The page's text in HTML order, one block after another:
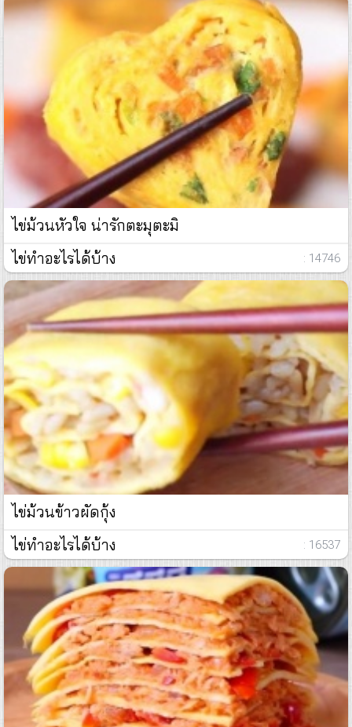
ไข่ม้วนหัวใจ น่ารักตะมุตะมิ
ไข่ทำอะไรได้บ้าง
: 14746
ไข่ม้วนข้าวผัดกุ้ง
ไข่ทำอะไรได้บ้าง
: 16537